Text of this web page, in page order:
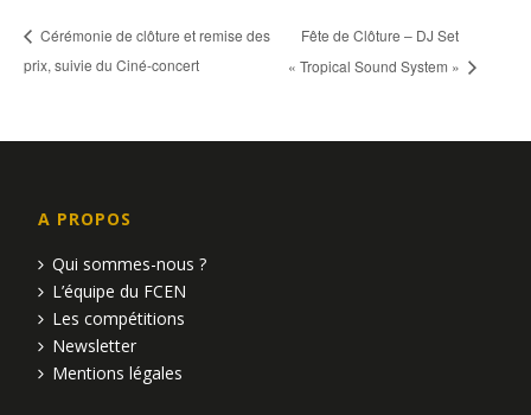
Cérémonie de clôture et remise des
prix, suivie du Ciné-concert
Fête de Clôture – DJ Set
« Tropical Sound System »
A PROPOS
Qui sommes-nous ?
L’équipe du FCEN
Les compétitions
Newsletter
Mentions légales